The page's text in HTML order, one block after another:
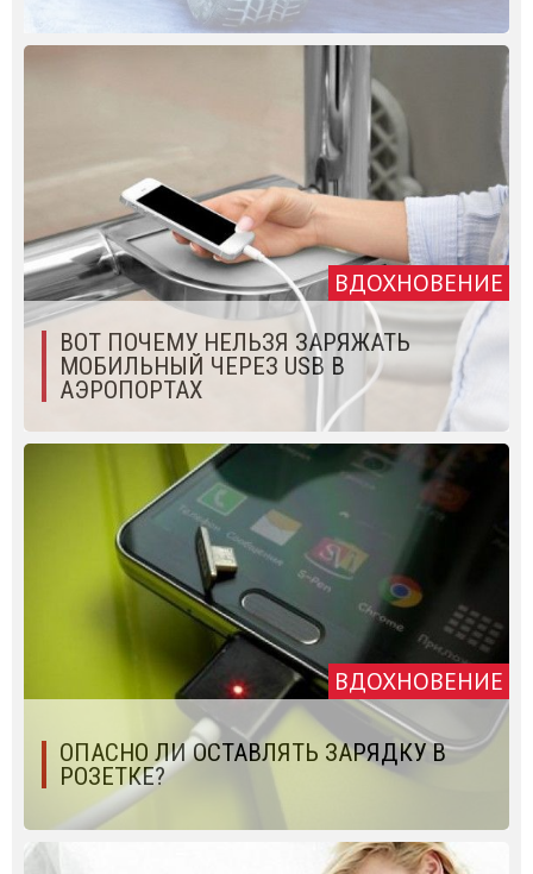
ВДОХНОВЕНИЕ
ВОТ ПОЧЕМУ НЕЛЬЗЯ ЗАРЯЖАТЬ
МОБИЛЬНЫЙ ЧЕРЕЗ USB В
АЭРОПОРТАХ
ВДОХНОВЕНИЕ
ОПАСНО ЛИ ОСТАВЛЯТЬ ЗАРЯДКУ В
РОЗЕТКЕ?